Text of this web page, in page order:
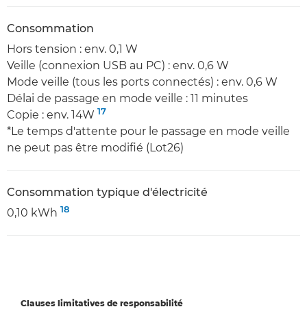
Consommation
Hors tension : env. 0,1 W
Veille (connexion USB au PC) : env. 0,6 W
Mode veille (tous les ports connectés) : env. 0,6 W
Délai de passage en mode veille : 11 minutes
Copie : env. 14W 17
*Le temps d'attente pour le passage en mode veille
ne peut pas être modifié (Lot26)
Consommation typique d'électricité
0,10 kWh 18
Clauses limitatives de responsabilité